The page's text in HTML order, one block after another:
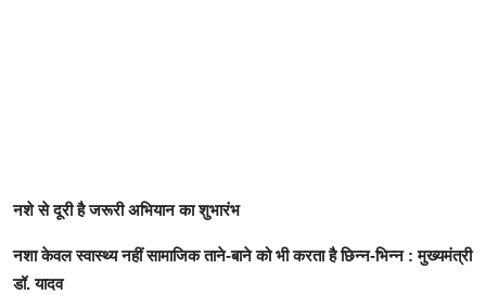
नशे से दूरी है जरूरी अभियान का शुभारंभ
नशा केवल स्वास्थ्य नहीं सामाजिक ताने-बाने को भी करता है छिन्न-भिन्न : मुख्यमंत्री
डॉ. यादव